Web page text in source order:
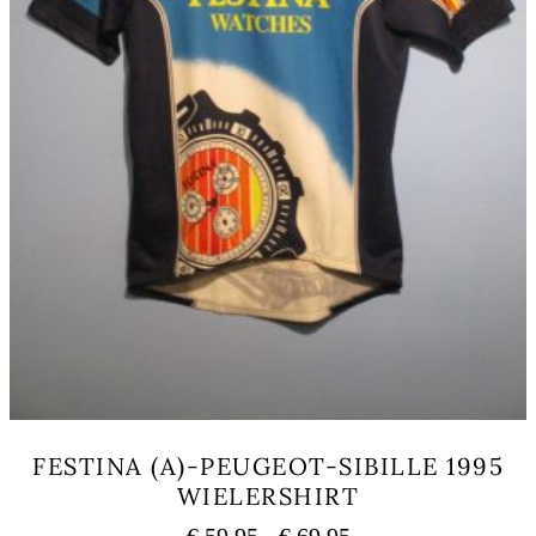
FESTINA (A)-PEUGEOT-SIBILLE 1995
WIELERSHIRT